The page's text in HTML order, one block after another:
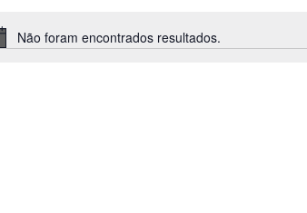
Aviso
Não foram encontrados resultados.